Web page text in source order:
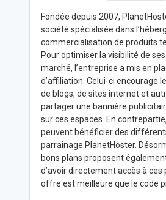
Fondée depuis 2007,
société spécialisée dans
commercialisation de produits
Pour optimiser la visibilité de
marché, l’entreprise a mis en
d’affiliation. Celui-ci encourage
de blogs, de sites internet et
partager une bannière
sur ces espaces. En
peuvent bénéficier des
parrainage PlanetHoster.
bons plans proposent
d’avoir directement accès à ces
offre est meilleure que le code